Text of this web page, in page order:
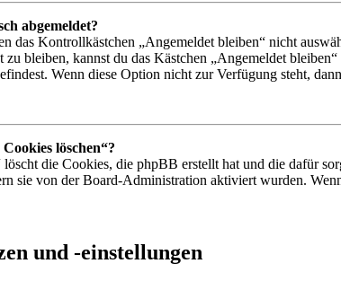
abgemeldet?
das Kontrollkästchen „Angemeldet bleiben“ nicht
zu bleiben, kannst du das Kästchen „Angemeldet
Wenn diese Option nicht zur Verfügung steht,
löschen“?
die Cookies, die phpBB erstellt hat und die dafür
sie von der Board-Administration aktiviert wurden.
und -einstellungen